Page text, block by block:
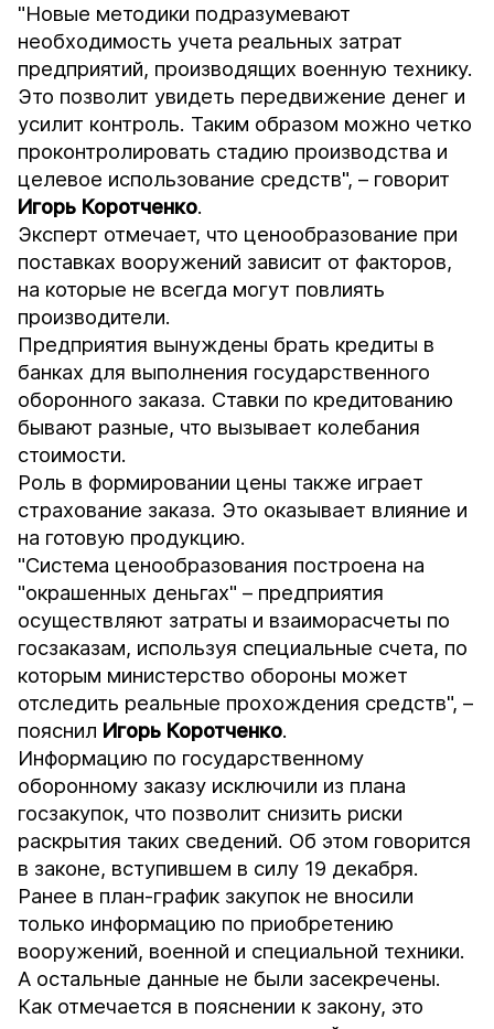
"Новые методики подразумевают
необходимость учета реальных затрат
предприятий, производящих военную технику.
Это позволит увидеть передвижение денег и
усилит контроль. Таким образом можно четко
проконтролировать стадию производства и
целевое использование средств", – говорит
Игорь Коротченко.
Эксперт отмечает, что ценообразование при
поставках вооружений зависит от факторов,
на которые не всегда могут повлиять
производители.
Предприятия вынуждены брать кредиты в
банках для выполнения государственного
оборонного заказа. Ставки по кредитованию
бывают разные, что вызывает колебания
стоимости.
Роль в формировании цены также играет
страхование заказа. Это оказывает влияние и
на готовую продукцию.
"Система ценообразования построена на
"окрашенных деньгах" – предприятия
осуществляют затраты и взаиморасчеты по
госзаказам, используя специальные счета, по
которым министерство обороны может
отследить реальные прохождения средств", –
пояснил Игорь Коротченко.
Информацию по государственному
оборонному заказу исключили из плана
госзакупок, что позволит снизить риски
раскрытия таких сведений. Об этом говорится
в законе, вступившем в силу 19 декабря.
Ранее в план-график закупок не вносили
только информацию по приобретению
вооружений, военной и специальной техники.
А остальные данные не были засекречены.
Как отмечается в пояснении к закону, это